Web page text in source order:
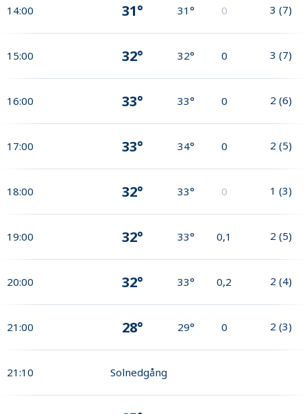
14:00 31° 31° 0 3 (7)
15:00 32° 32° 0 3 (7)
16:00 33° 33° 0 2 (6)
17:00 33° 34° 0 2 (5)
18:00 32° 33° 0 1 (3)
19:00 32° 33° 0,1 2 (5)
20:00 32° 33° 0,2 2 (4)
21:00 28° 29° 0 2 (3)
21:10 Solnedgång